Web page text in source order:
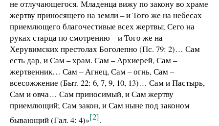
не отлучающегося. Младенца вижу по закону во храме
жертву приносящего на земли – и Того же на небесах
приемлющего благочестивые всех жертвы; Сего на
руках старца по смотрению – и Того же на
Херувимских престолах Боголепно (Пс. 79: 2)… Сам
есть дар, и Сам – храм. Сам – Архиерей, Сам –
жертвенник… Сам – Агнец, Сам – огнь, Сам –
всесожжение (Быт. 22: 6, 7, 9, 10, 13)… Сам и Пастырь,
Сам и овча… Сам приносимый, и Сам жертву
приемлющий; Сам закон, и Сам ныне под законом
бывающий (Гал. 4: 4)»[2].